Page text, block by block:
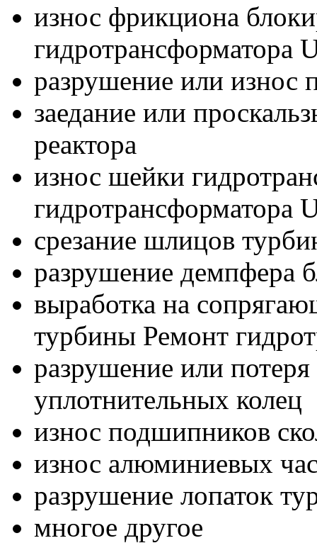
износ фрикциона
гидротрансформатора
разрушение или износ
заедание или
реактора
износ шейки
гидротрансформатора
срезание шлицов
разрушение демпфера
выработка на
турбины Ремонт
разрушение или
уплотнительных колец
износ подшипников
износ алюминиевых
разрушение лопаток
многое другое